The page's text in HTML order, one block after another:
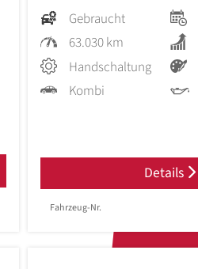
Gebraucht
63.030 km
Handschaltung
Kombi
Details
Fahrzeug-Nr.